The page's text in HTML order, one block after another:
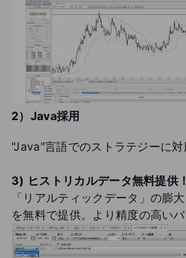
2）Java採用
"Java"言語でのストラテジーに対
3) ヒストリカルデータ無料提供！
「リアルティックデータ」の膨
を無料で提供。より精度の高いバ